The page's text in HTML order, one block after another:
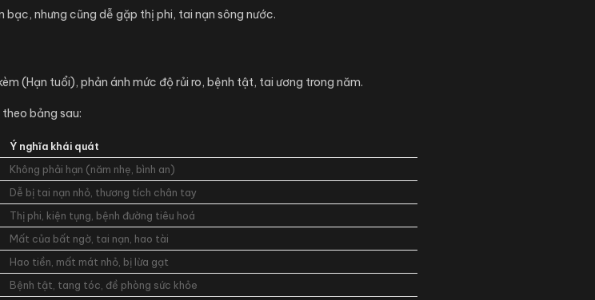
nhưng cũng dễ gặp thị phi, tai nạn sông nước.
(Hạn tuổi), phản ánh mức độ rủi ro, bệnh tật, tai ương trong năm.
bảng sau:
Ý nghĩa khái quát
Không phải hạn (năm nhẹ, bình an)
Dễ bị tai nạn nhỏ, thương tích chân tay
Thị phi, kiện tụng, bệnh đường tiêu hoá
Mất của bất ngờ, tai nạn, hao tài
Hao tiền, mất mát nhỏ, bị lừa gạt
Bệnh tật, tang tóc, đề phòng sức khỏe